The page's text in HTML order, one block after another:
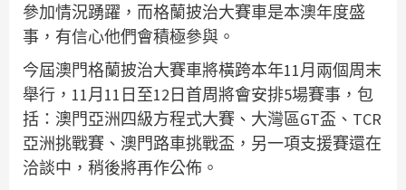
參加情況踴躍，而格蘭披治大賽車是本澳年度盛
事，有信心他們會積極參與。
今屆澳門格蘭披治大賽車將橫跨本年11月兩個周末
舉行，11月11日至12日首周將會安排5場賽事，包
括：澳門亞洲四級方程式大賽、大灣區GT盃、TCR
亞洲挑戰賽、澳門路車挑戰盃，另一項支援賽還在
洽談中，稍後將再作公佈。